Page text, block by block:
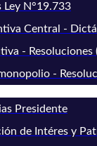
Ley N°19.733
Central -
-
-
Presidente
de Intéres y